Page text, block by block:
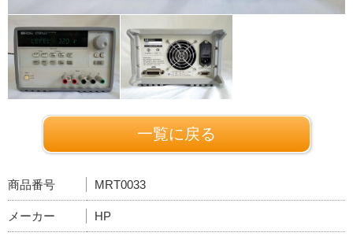
一覧に戻る
商品番号 MRT0033
メーカー HP